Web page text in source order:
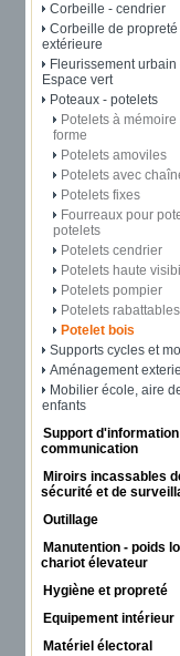
Corbeille - cendrier
Corbeille de propreté
extérieure
Fleurissement urbain
Espace vert
Poteaux - potelets
Potelets à mémoire
forme
Potelets amoviles
Potelets avec
Potelets fixes
Fourreaux pour
potelets
Potelets cendrier
Potelets haute
Potelets pompier
Potelets rabattables
Potelet bois
Supports cycles et
Aménagement
Mobilier école, aire
enfants
Support
communication
Miroirs incassables
sécurité et de
Outillage
Manutention - poids
chariot élevateur
Hygiène et propreté
Equipement intérieur
Matériel électoral